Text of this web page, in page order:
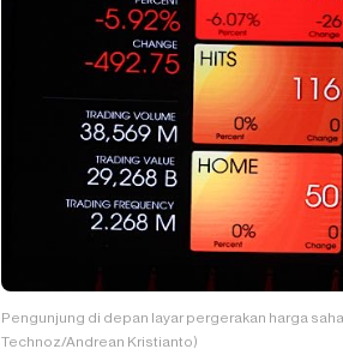
Pengunjung di depan layar pergerakan harga
Technoz/Andrean Kristianto)